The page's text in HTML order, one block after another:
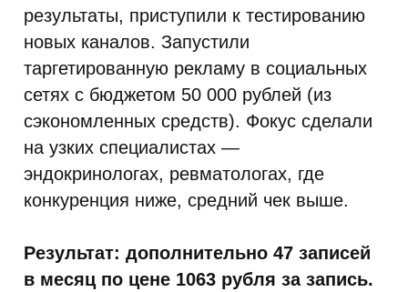
результаты, приступили к тестированию
новых каналов. Запустили
таргетированную рекламу в социальных
сетях с бюджетом 50 000 рублей (из
сэкономленных средств). Фокус сделали
на узких специалистах —
эндокринологах, ревматологах, где
конкуренция ниже, средний чек выше.
Результат: дополнительно 47 записей
в месяц по цене 1063 рубля за запись.